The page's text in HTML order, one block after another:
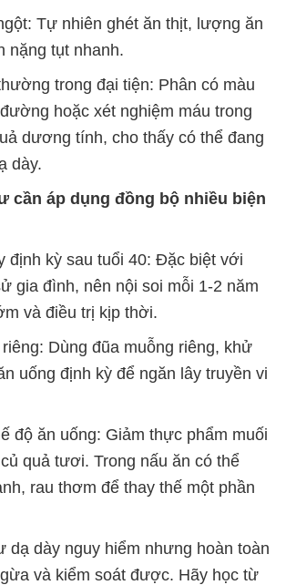
Tự nhiên ghét ăn thịt, lượng ăn
nặng tụt nhanh.
trong đại tiện: Phân có màu
hoặc xét nghiệm máu trong
dương tính, cho thấy có thể đang
dày.
cần áp dụng đồng bộ nhiều biện
định kỳ sau tuổi 40: Đặc biệt với
gia đình, nên nội soi mỗi 1-2 năm
và điều trị kịp thời.
Dùng đũa muỗng riêng, khử
uống định kỳ để ngăn lây truyền vi
độ ăn uống: Giảm thực phẩm muối
quả tươi. Trong nấu ăn có thể
rau thơm để thay thế một phần
dạ dày nguy hiểm nhưng hoàn toàn
và kiểm soát được. Hãy học từ